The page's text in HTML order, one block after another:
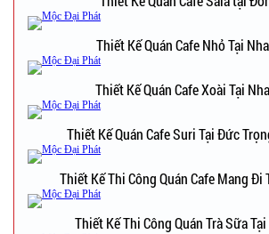
Thiết Kế Quán Cafe Nhỏ Tại
Thiết Kế Quán Cafe Xoài Tại
Thiết Kế Quán Cafe Suri Tại Đức
Thiết Kế Thi Công Quán Cafe Mang Đi
Thiết Kế Thi Công Quán Trà Sữa